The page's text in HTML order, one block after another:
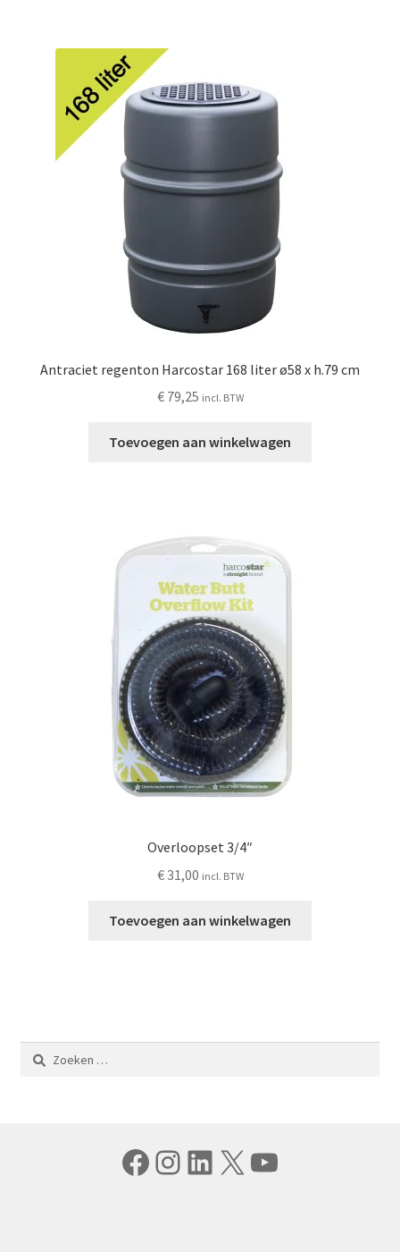
Antraciet regenton Harcostar 168 liter ø58 x h.79 cm
€79,25 incl. BTW
Toevoegen aan winkelwagen
Overloopset 3/4″
€31,00 incl. BTW
Toevoegen aan winkelwagen
Zoeken
naar:
Facebook
Instagram
LinkedIn
X YouTube